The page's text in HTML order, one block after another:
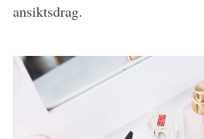
ansiktsdrag.